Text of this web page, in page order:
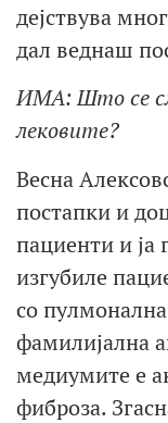
дејствува
дал веднаш
ИМА: Што се
лековите?
Весна
постапки и
пациенти и ја
изгубиле
со
фамилијална
медиумите е
фиброза.